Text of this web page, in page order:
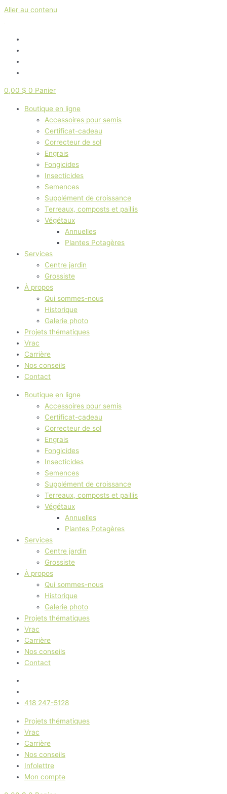
Aller au contenu
0,00 $ 0 Panier
Boutique en ligne
Accessoires pour semis
Certificat-cadeau
Correcteur de sol
Engrais
Fongicides
Insecticides
Semences
Supplément de croissance
Terreaux, composts et paillis
Végétaux
Annuelles
Plantes Potagères
Services
Centre jardin
Grossiste
À propos
Qui sommes-nous
Historique
Galerie photo
Projets thématiques
Vrac
Carrière
Nos conseils
Contact
Boutique en ligne
Accessoires pour semis
Certificat-cadeau
Correcteur de sol
Engrais
Fongicides
Insecticides
Semences
Supplément de croissance
Terreaux, composts et paillis
Végétaux
Annuelles
Plantes Potagères
Services
Centre jardin
Grossiste
À propos
Qui sommes-nous
Historique
Galerie photo
Projets thématiques
Vrac
Carrière
Nos conseils
Contact
418 247-5128
Projets thématiques
Vrac
Carrière
Nos conseils
Infolettre
Mon compte